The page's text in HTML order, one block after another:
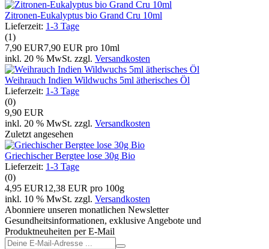
Zitronen-Eukalyptus bio Grand Cru 10ml
Lieferzeit: 1-3 Tage
(1)
7,90 EUR7,90 EUR pro 10ml
inkl. 20 % MwSt. zzgl. Versandkosten
Weihrauch Indien Wildwuchs 5ml ätherisches Öl
Lieferzeit: 1-3 Tage
(0)
9,90 EUR
inkl. 20 % MwSt. zzgl. Versandkosten
Zuletzt angesehen
Griechischer Bergtee lose 30g Bio
Lieferzeit: 1-3 Tage
(0)
4,95 EUR12,38 EUR pro 100g
inkl. 10 % MwSt. zzgl. Versandkosten
Abonniere unseren monatlichen Newsletter
Gesundheitsinformationen, exklusive Angebote und
Produktneuheiten per E-Mail